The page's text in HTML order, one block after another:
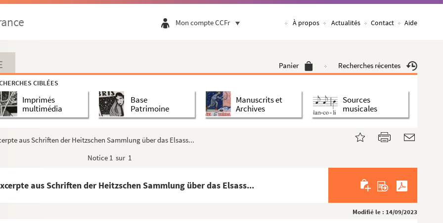
Mon compte CCFr À propos Actualités Contact Aide
Panier Recherches récentes
CIBLÉES
Imprimés
multimédia
Base
Patrimoine
Manuscrits et
Archives
Sources
musicales
aus Schriften der Heitzschen Sammlung über das Elsass...
Notice 1 sur 1
aus Schriften der Heitzschen Sammlung über das Elsass...
Modifié le : 14/09/2023
Akten, nebst Vorspiel
76 graveurs alsaciens : correspondance échang...
Georges Gayelin, 1812-1889
: inventaire des séries AA-II
verbaux des assemblées générales et comité...